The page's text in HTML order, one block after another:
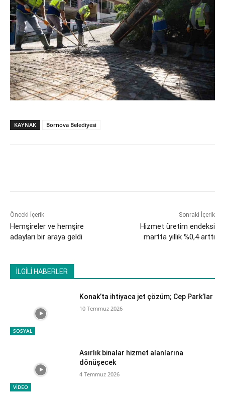
KAYNAK Bornova Belediyesi
Önceki İçerik
Hemşireler ve hemşire
adayları bir araya geldi
Sonraki İçerik
Hizmet üretim endeksi
martta yıllık %0,4 arttı
İLGİLİ HABERLER
SOSYAL
Konak’ta ihtiyaca jet çözüm; Cep Park’lar
10 Temmuz 2026
VİDEO
Asırlık binalar hizmet alanlarına
dönüşecek
4 Temmuz 2026